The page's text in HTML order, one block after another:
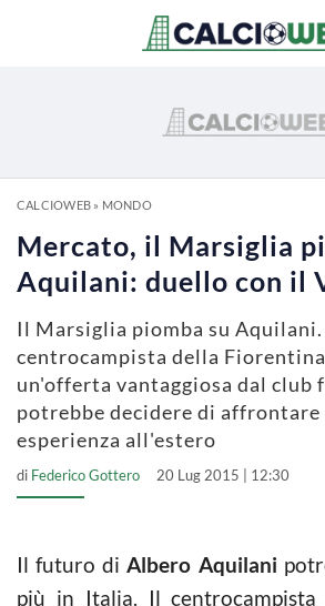
CALCIOWEB» MONDO
Mercato, il Marsiglia
Aquilani: duello con il
Il Marsiglia piomba su Aquilani.
centrocampista della
un'offerta vantaggiosa dal club
potrebbe decidere di affrontare
esperienza all'estero
di Federico Gottero 20 Lug 2015 | 12:30
Il futuro diAlbero Aquilani
più in Italia. Il centrocampista